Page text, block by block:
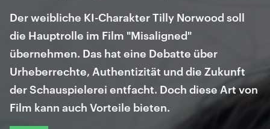
Der weibliche KI-Charakter Tilly Norwood soll
die Hauptrolle im Film "Misaligned"
übernehmen. Das hat eine Debatte über
Urheberrechte, Authentizität und die Zukunft
der Schauspielerei entfacht. Doch diese Art von
Film kann auch Vorteile bieten.